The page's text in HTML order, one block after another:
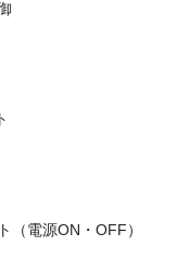
（電源ON・OFF）